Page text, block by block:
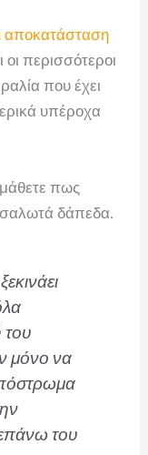
αποκατάσταση
περισσότεροι
που έχει
υπέροχα
μάθετε πως
δάπεδα.
του
μόνο να
του